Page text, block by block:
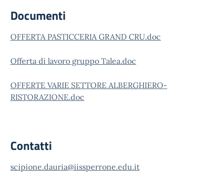
Documenti
OFFERTA PASTICCERIA GRAND CRU.doc
Offerta di lavoro gruppo Talea.doc
OFFERTE VARIE SETTORE ALBERGHIERO-
RISTORAZIONE.doc
Contatti
scipione.dauria@iissperrone.edu.it